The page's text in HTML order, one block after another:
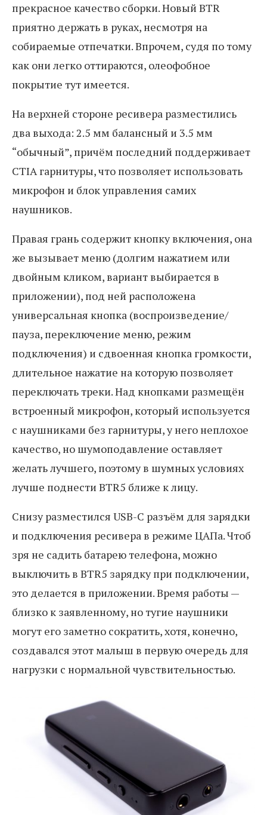
прекрасное качество сборки. Новый BTR
приятно держать в руках, несмотря на
собираемые отпечатки. Впрочем, судя по тому
как они легко оттираются, олеофобное
покрытие тут имеется.
На верхней стороне ресивера разместились
два выхода: 2.5 мм балансный и 3.5 мм
“обычный”, причём последний поддерживает
CTIA гарнитуры, что позволяет использовать
микрофон и блок управления самих
наушников.
Правая грань содержит кнопку включения, она
же вызывает меню (долгим нажатием или
двойным кликом, вариант выбирается в
приложении), под ней расположена
универсальная кнопка (воспроизведение/
пауза, переключение меню, режим
подключения) и сдвоенная кнопка громкости,
длительное нажатие на которую позволяет
переключать треки. Над кнопками размещён
встроенный микрофон, который используется
с наушниками без гарнитуры, у него неплохое
качество, но шумоподавление оставляет
желать лучшего, поэтому в шумных условиях
лучше поднести BTR5 ближе к лицу.
Снизу разместился USB-C разъём для зарядки
и подключения ресивера в режиме ЦАПа. Чтоб
зря не садить батарею телефона, можно
выключить в BTR5 зарядку при подключении,
это делается в приложении. Время работы —
близко к заявленному, но тугие наушники
могут его заметно сократить, хотя, конечно,
создавался этот малыш в первую очередь для
нагрузки с нормальной чувствительностью.